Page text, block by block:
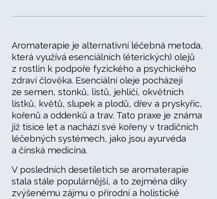
Aromaterapie je alternativní léčebná metoda,
která využívá esenciálních (éterických) olejů
z rostlin k podpoře fyzického a psychického
zdraví člověka. Esenciální oleje pocházejí
ze semen, stonků, listů, jehličí, okvětních
lístků, květů, slupek a plodů, dřev a pryskyřic,
kořenů a oddenků a trav. Tato praxe je známa
již tisíce let a nachází své kořeny v tradičních
léčebných systémech, jako jsou ayurvéda
a čínská medicína.
V posledních desetiletích se aromaterapie
stala stále populárnější, a to zejména díky
zvýšenému zájmu o přírodní a holistické